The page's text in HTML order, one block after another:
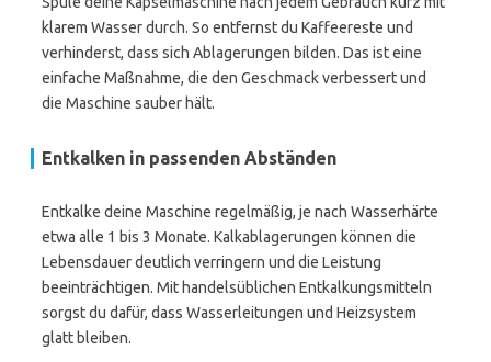
klarem Wasser durch. So entfernst du Kaffeereste und
verhinderst, dass sich Ablagerungen bilden. Das ist eine
einfache Maßnahme, die den Geschmack verbessert und
die Maschine sauber hält.
Entkalken in passenden Abständen
Entkalke deine Maschine regelmäßig, je nach Wasserhärte
etwa alle 1 bis 3 Monate. Kalkablagerungen können die
Lebensdauer deutlich verringern und die Leistung
beeinträchtigen. Mit handelsüblichen Entkalkungsmitteln
sorgst du dafür, dass Wasserleitungen und Heizsystem
glatt bleiben.